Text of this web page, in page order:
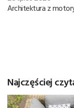
Architektura z
Najczęściej